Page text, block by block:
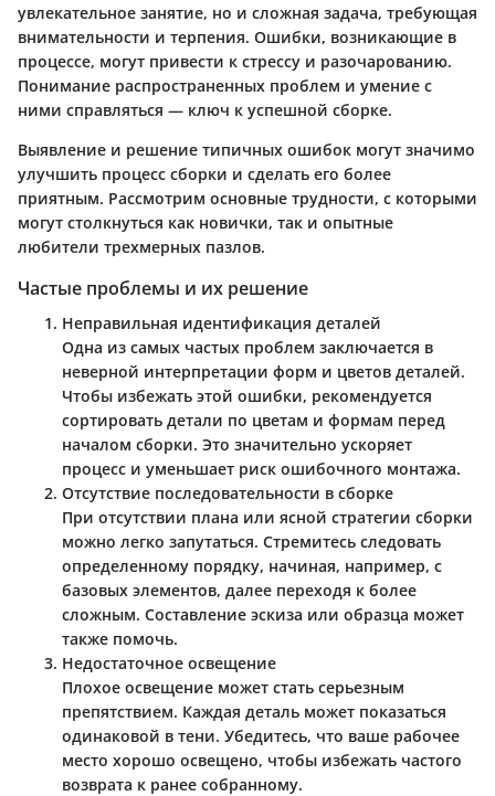
увлекательное занятие, но и сложная задача, требующая
внимательности и терпения. Ошибки, возникающие в
процессе, могут привести к стрессу и разочарованию.
Понимание распространенных проблем и умение с
ними справляться — ключ к успешной сборке.
Выявление и решение типичных ошибок могут значимо
улучшить процесс сборки и сделать его более
приятным. Рассмотрим основные трудности, с которыми
могут столкнуться как новички, так и опытные
любители трехмерных пазлов.
Частые проблемы и их решение
Неправильная идентификация деталей
Одна из самых частых проблем заключается в
неверной интерпретации форм и цветов деталей.
Чтобы избежать этой ошибки, рекомендуется
сортировать детали по цветам и формам перед
началом сборки. Это значительно ускоряет
процесс и уменьшает риск ошибочного монтажа.
Отсутствие последовательности в сборке
При отсутствии плана или ясной стратегии сборки
можно легко запутаться. Стремитесь следовать
определенному порядку, начиная, например, с
базовых элементов, далее переходя к более
сложным. Составление эскиза или образца может
также помочь.
Недостаточное освещение
Плохое освещение может стать серьезным
препятствием. Каждая деталь может показаться
одинаковой в тени. Убедитесь, что ваше рабочее
место хорошо освещено, чтобы избежать частого
возврата к ранее собранному.